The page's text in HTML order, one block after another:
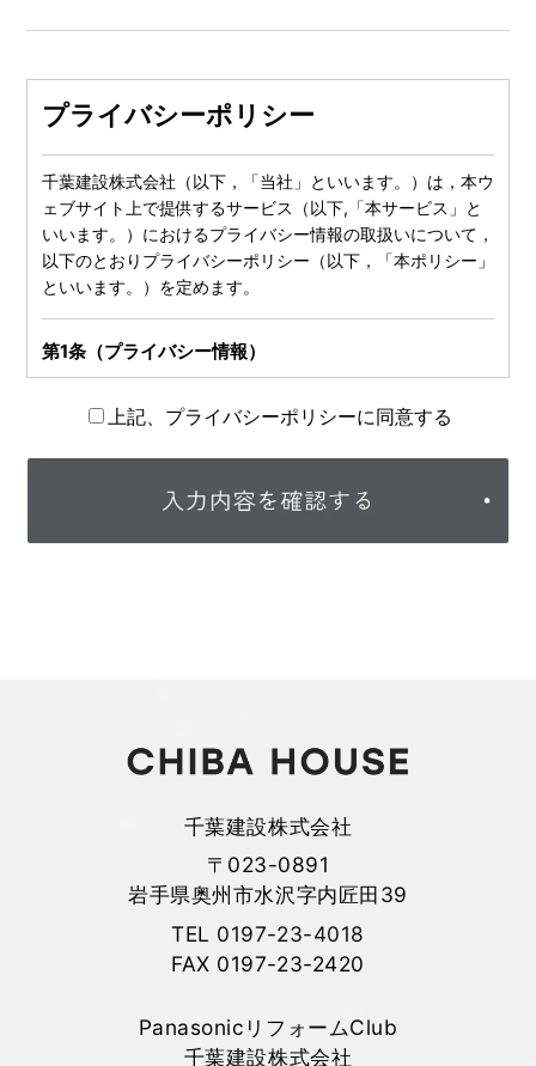
プライバシーポリシー
千葉建設株式会社（以下，「当社」といいます。）は，本ウ
ェブサイト上で提供するサービス（以下,「本サービス」と
いいます。）におけるプライバシー情報の取扱いについて，
以下のとおりプライバシーポリシー（以下，「本ポリシー」
といいます。）を定めます。
第1条（プライバシー情報）
プライバシー情報のうち「個人情報」とは，個人情報保護法
にいう「個人情報」を指すものとし，生存する個人に関する
情報であって，当該情報に含まれる氏名，生年月日，住所，
電話番号，連絡先その他の記述等により特定の個人を識別で
きる情報を指します。
プライバシー情報のうち「履歴情報および特性情報」とは，
第２条（プライバシー情報の収集方法）
当社は，ユーザーが利用登録をする際に氏名，生年月日，住
所，電話番号，メールアドレス，銀行口座番号，クレジット
カード番号，運転免許証番号などの個人情報をお尋ねするこ
とがあります。また，ユーザーと提携先などとの間でなされ
たユーザーの個人情報を含む取引記録や，決済に関する情報
を当社の提携先（情報提供元，広告主，広告配信先などを含
みます。以下，｢提携先｣といいます。）などから収集するこ
当社は，ユーザーについて，利用したサービスやソフトウエ
ア，購入した商品，閲覧したページや広告の履歴，検索した
上記、プライバシーポリシーに同意する
千葉建設株式会社
〒023-0891
岩手県奥州市水沢字内匠田39
TEL 0197-23-4018
FAX 0197-23-2420
PanasonicリフォームClub
千葉建設株式会社